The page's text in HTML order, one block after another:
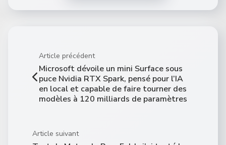
Article précédent
Microsoft dévoile un mini Surface sous
puce Nvidia RTX Spark, pensé pour l’IA
en local et capable de faire tourner des
modèles à 120 milliards de paramètres
Article suivant